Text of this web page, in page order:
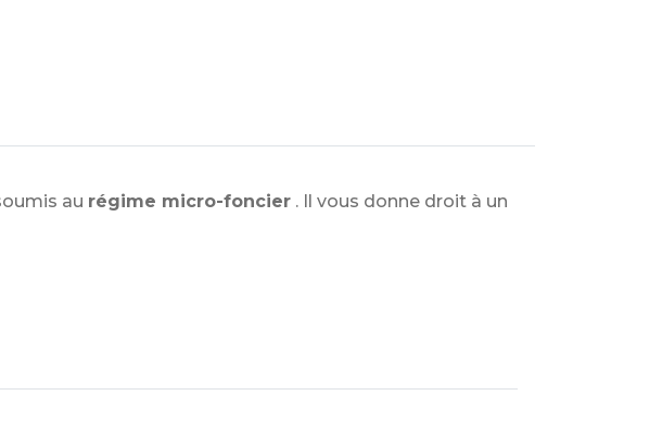
au régime micro-foncier . Il vous donne droit à un